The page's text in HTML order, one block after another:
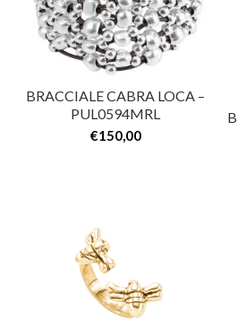
BRACCIALE CABRA LOCA –
PUL0594MRL
€150,00